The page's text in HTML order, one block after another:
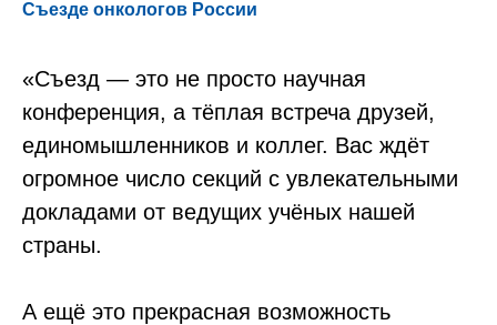
Съезде онкологов России
«Съезд — это не просто научная
конференция, а тёплая встреча друзей,
единомышленников и коллег. Вас ждёт
огромное число секций с увлекательными
докладами от ведущих учёных нашей
страны.
А ещё это прекрасная возможность